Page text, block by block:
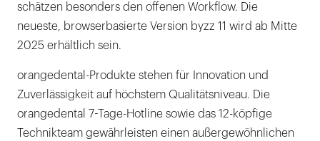
schätzen besonders den offenen Workflow. Die
neueste, browserbasierte Version byzz 11 wird ab Mitte
2025 erhältlich sein.
orangedental-Produkte stehen für Innovation und
Zuverlässigkeit auf höchstem Qualitätsniveau. Die
orangedental 7-Tage-Hotline sowie das 12-köpfige
Technikteam gewährleisten einen außergewöhnlichen